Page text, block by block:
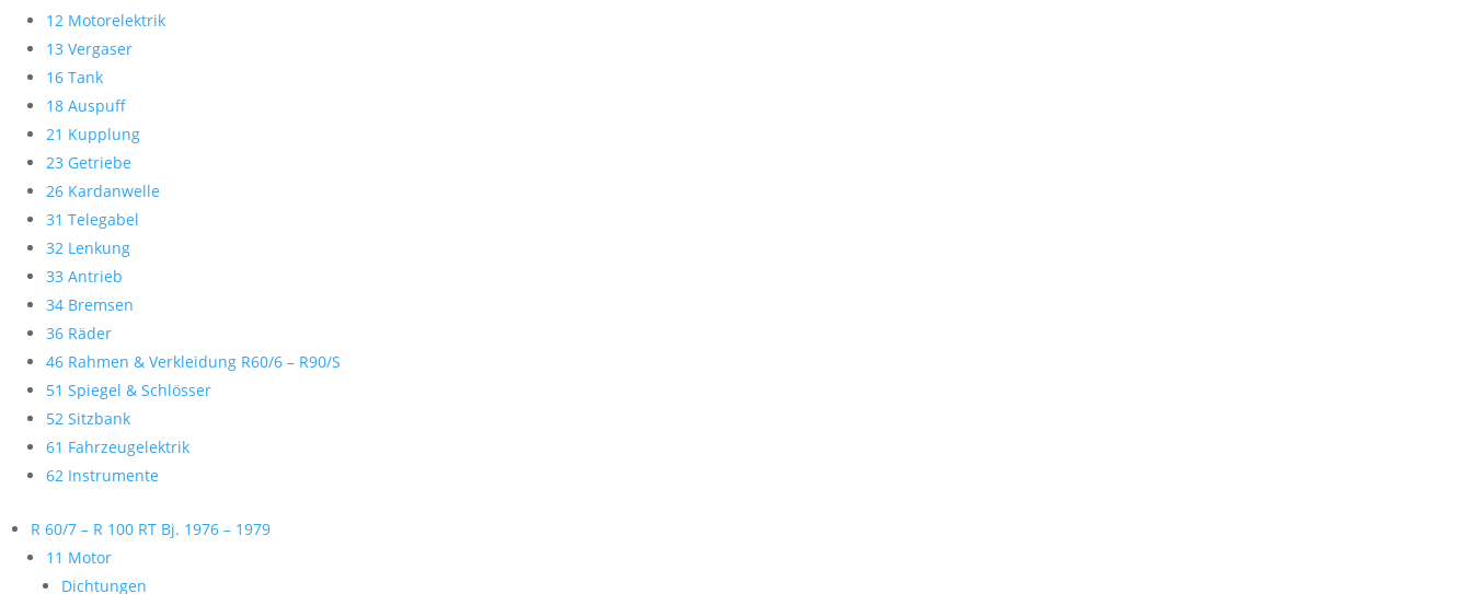
12 Motorelektrik
13 Vergaser
16 Tank
18 Auspuff
21 Kupplung
23 Getriebe
26 Kardanwelle
31 Telegabel
32 Lenkung
33 Antrieb
34 Bremsen
36 Räder
46 Rahmen & Verkleidung R60/6 – R90/S
51 Spiegel & Schlösser
52 Sitzbank
61 Fahrzeugelektrik
62 Instrumente
R 60/7 – R 100 RT Bj. 1976 – 1979
11 Motor
Dichtungen